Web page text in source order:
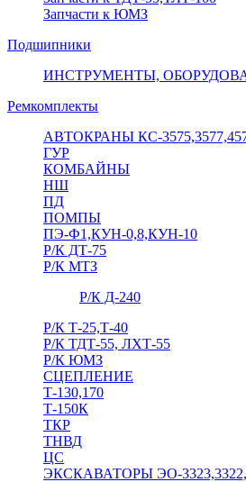
Запчасти к ЮМЗ
Подшипники
ИНСТРУМЕНТЫ,
Ремкомплекты
АВТОКРАНЫ КС-
ГУР
КОМБАЙНЫ
НШ
ПД
ПОМПЫ
ПЭ-Ф1,КУН-0,8,КУН-10
Р/К ДТ-75
Р/К МТЗ
Р/К Д-240
Р/К Т-25,Т-40
Р/К ТДТ-55, ЛХТ-55
Р/К ЮМЗ
СЦЕПЛЕНИЕ
Т-130,170
Т-150К
ТКР
ТНВД
ЦС
ЭКСКАВАТОРЫ ЭО-